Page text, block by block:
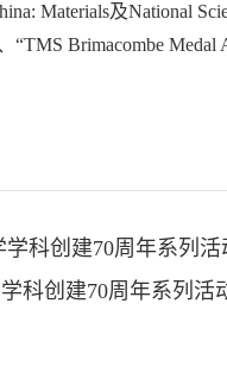
Materials及National
“TMS Brimacombe
学科创建70周年系列
学科创建70周年系列